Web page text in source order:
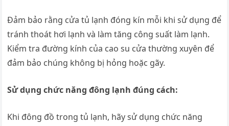
Đảm bảo rằng cửa tủ lạnh đóng kín mỗi khi sử dụng để
tránh thoát hơi lạnh và làm tăng công suất làm lạnh.
Kiểm tra đường kính của cao su cửa thường xuyên để
đảm bảo chúng không bị hỏng hoặc gãy.
Sử dụng chức năng đông lạnh đúng cách:
Khi đông đồ trong tủ lạnh, hãy sử dụng chức năng